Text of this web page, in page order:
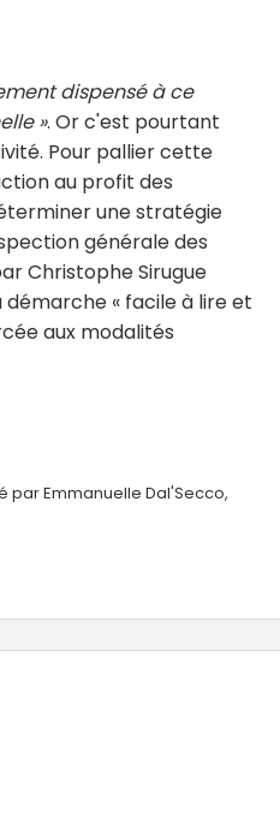
dispensé à ce
». Or c'est pourtant
Pour pallier cette
au profit des
une stratégie
générale des
Christophe Sirugue
« facile à lire et
aux modalités
Emmanuelle Dal'Secco,